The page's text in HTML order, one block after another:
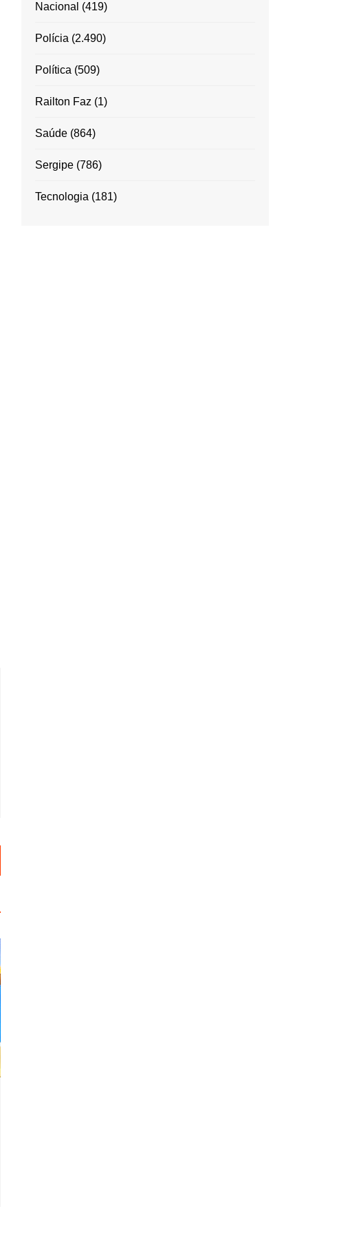
Nacional (419)
Polícia (2.490)
Política (509)
Railton Faz (1)
Saúde (864)
Sergipe (786)
Tecnologia (181)